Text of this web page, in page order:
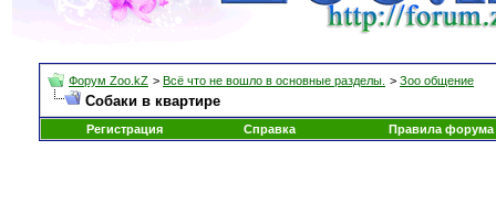
Форум Zoo.kZ > Всё что не вошло в основные разделы. > Зоо общение
Собаки в квартире
Регистрация Справка Правила форума